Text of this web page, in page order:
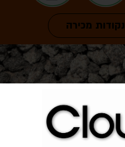
נקודות מכירה